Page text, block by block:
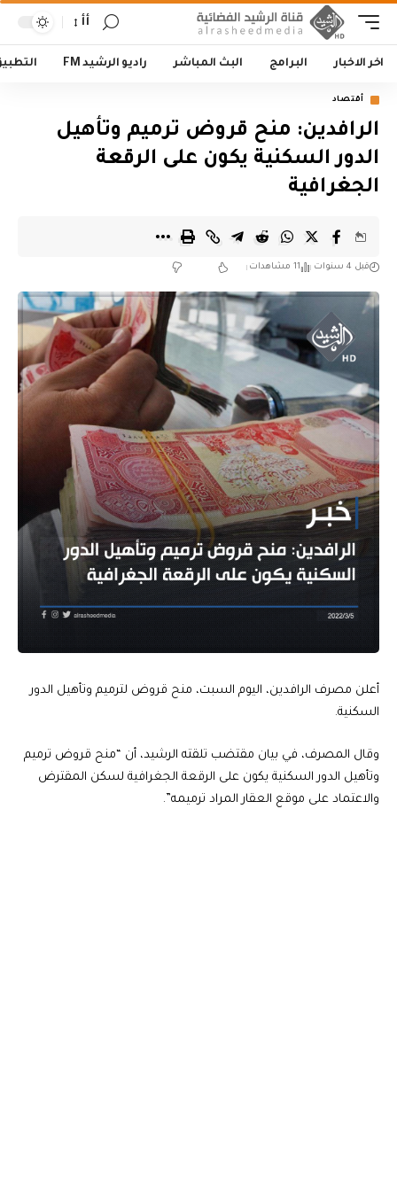
أأ
اخر الاخبار البرامج البث المباشر راديو الرشيد FM
أقتصاد
الرافدين: منح قروض ترميم وتأهيل
الدور السكنية يكون على الرقعة
الجغرافية
قبل 4 سنوات 11 مشاهدات
أعلن مصرف الرافدين، اليوم السبت، منح قروض لترميم وتأهيل الدور
السكنية.
وقال المصرف، في بيان مقتضب تلقته الرشيد، أن “منح قروض ترميم
وتأهيل الدور السكنية يكون على الرقعة الجغرافية لسكن المقترض
والاعتماد على موقع العقار المراد ترميمه”.